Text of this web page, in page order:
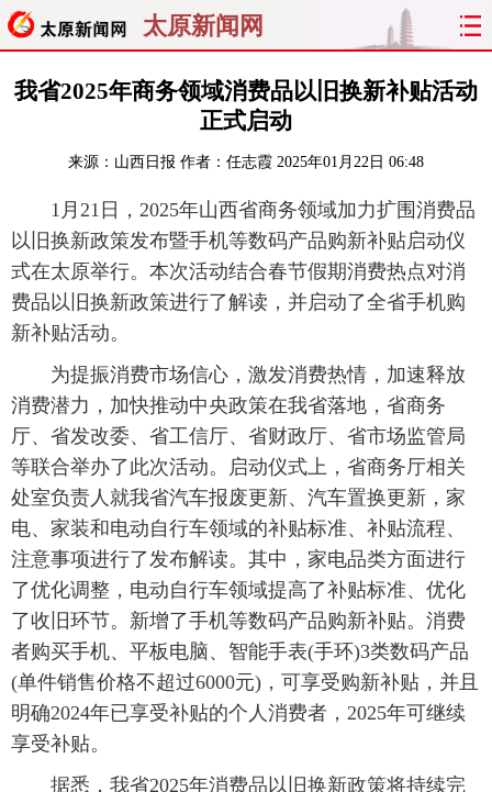
太原新闻网
首页 聚焦 太原 山西
关注
旅游 理财 政务 教育
看天下 晋月读 最太原 网罗民生
太原日报 太原晚报 热评 社区
我省2025年商务领域消费品以旧换新补贴活动
正式启动
来源： 山西日报 作者：任志霞 2025年01月22日 06:48
1月21日，2025年山西省商务领域加力扩围消费品
以旧换新政策发布暨手机等数码产品购新补贴启动仪
式在太原举行。本次活动结合春节假期消费热点对消
费品以旧换新政策进行了解读，并启动了全省手机购
新补贴活动。
为提振消费市场信心，激发消费热情，加速释放
消费潜力，加快推动中央政策在我省落地，省商务
厅、省发改委、省工信厅、省财政厅、省市场监管局
等联合举办了此次活动。启动仪式上，省商务厅相关
处室负责人就我省汽车报废更新、汽车置换更新，家
电、家装和电动自行车领域的补贴标准、补贴流程、
注意事项进行了发布解读。其中，家电品类方面进行
了优化调整，电动自行车领域提高了补贴标准、优化
了收旧环节。新增了手机等数码产品购新补贴。消费
者购买手机、平板电脑、智能手表(手环)3类数码产品
(单件销售价格不超过6000元)，可享受购新补贴，并且
明确2024年已享受补贴的个人消费者，2025年可继续
享受补贴。
据悉，我省2025年消费品以旧换新政策将持续完